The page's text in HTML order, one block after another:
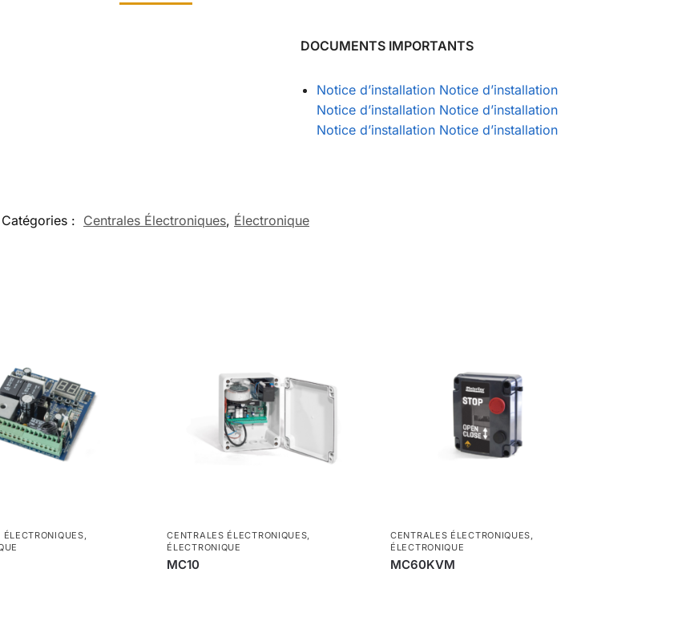
DOCUMENTS IMPORTANTS
Notice d’installation Notice d’installation
Notice d’installation Notice d’installation
Notice d’installation Notice d’installation
Catégories : Centrales Électroniques, Électronique
ÉLECTRONIQUES,
CENTRALES ÉLECTRONIQUES,
ÉLECTRONIQUE
MC10
CENTRALES ÉLECTRONIQUES,
ÉLECTRONIQUE
MC60KVM